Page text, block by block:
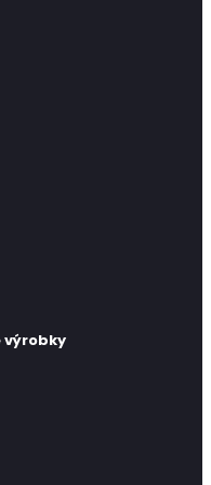
výrobky